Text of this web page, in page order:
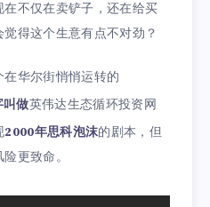
不仅在卖铲子，还在给买
得这个生意有点不对劲？
华尔街悄悄运转的
做英伟达生态循环投资网
2000年思科泡沫的剧本，但
更致命。